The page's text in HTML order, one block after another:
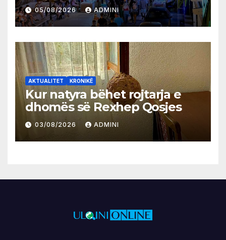
05/08/2026 ADMINI
AKTUALITET KRONIKË
Kur natyra bëhet rojtarja e
dhomës së Rexhep Qosjes
03/08/2026 ADMINI